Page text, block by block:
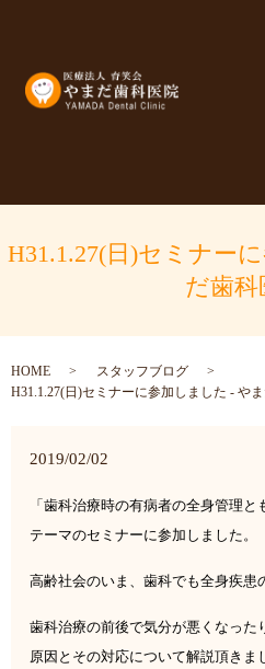
H31.1.27(日)セミナー
だ歯科
HOME
スタッフブログ
H31.1.27(日)セミナーに参加しました - や
2019/02/02
「歯科治療時の有病者の全身管理
テーマのセミナーに参加しました。
高齢社会のいま、歯科でも全身疾患
歯科治療の前後で気分が悪くなった
原因とその対応について解説頂きま